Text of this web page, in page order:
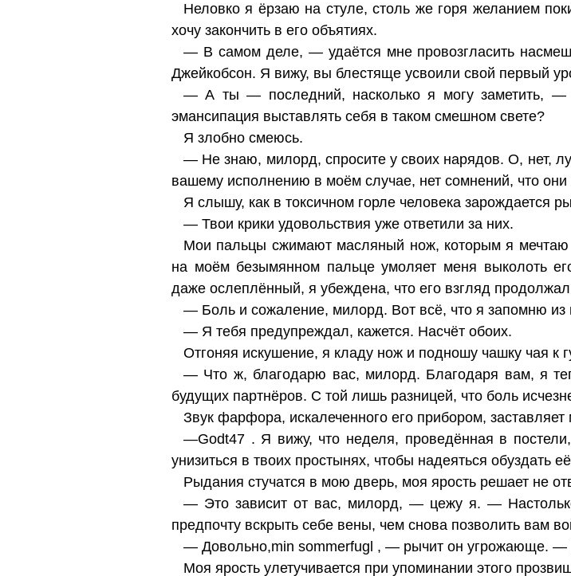
Неловко я ёрзаю на стуле, столь же горя желанием
хочу закончить в его объятиях.
— В самом деле, — удаётся мне провозгласить
Джейкобсон. Я вижу, вы блестяще усвоили свой первый
— А ты — последний, насколько я могу заметить,
эмансипация выставлять себя в таком смешном свете?
Я злобно смеюсь.
— Не знаю, милорд, спросите у своих нарядов. О, нет,
вашему исполнению в моём случае, нет сомнений, что они
Я слышу, как в токсичном горле человека зарождается
— Твои крики удовольствия уже ответили за них.
Мои пальцы сжимают масляный нож, которым я мечтаю
на моём безымянном пальце умоляет меня выколоть
даже ослеплённый, я убеждена, что его взгляд
— Боль и сожаление, милорд. Вот всё, что я запомню из
— Я тебя предупреждал, кажется. Насчёт обоих.
Отгоняя искушение, я кладу нож и подношу чашку чая к
— Что ж, благодарю вас, милорд. Благодаря вам, я
будущих партнёров. С той лишь разницей, что боль
Звук фарфора, искалеченного его прибором, заставляет
—Godt47 . Я вижу, что неделя, проведённая в
унизиться в твоих простынях, чтобы надеяться обуздать
Рыдания стучатся в мою дверь, моя ярость решает не
— Это зависит от вас, милорд, — цежу я. —
предпочту вскрыть себе вены, чем снова позволить вам
— Довольно,min sommerfugl , — рычит он угрожающе. —
Моя ярость улетучивается при упоминании этого